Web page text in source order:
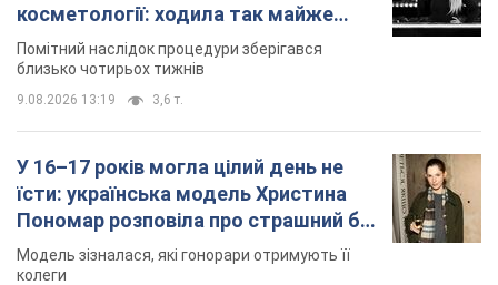
косметології: ходила так майже
місяць
Помітний наслідок процедури зберігався
близько чотирьох тижнів
9.08.2026 13:19 3,6 т.
У 16–17 років могла цілий день не
їсти: українська модель Христина
Пономар розповіла про страшний бік
модельної кар’єри
Модель зізналася, які гонорари отримують її
колеги